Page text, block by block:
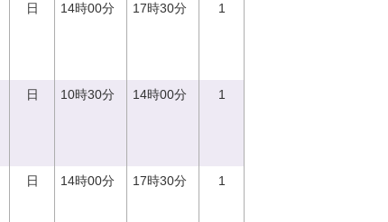
日 14時00分 17時30分 1
日 10時30分 14時00分 1
日 14時00分 17時30分 1